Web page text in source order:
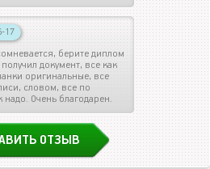
17
берите диплом
документ, все как
оригинальные, все
словом, все по
надо. Очень благодарен.
ОТЗЫВ